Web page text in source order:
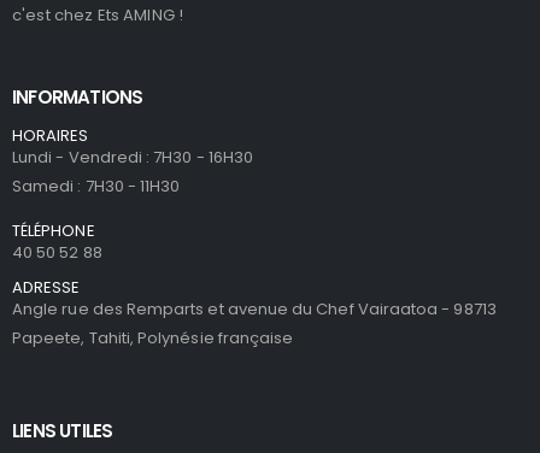
c'est chez Ets AMING !
INFORMATIONS
HORAIRES
Lundi - Vendredi : 7H30 - 16H30
Samedi : 7H30 - 11H30
TÉLÉPHONE
40 50 52 88
ADRESSE
Angle rue des Remparts et avenue du Chef Vairaatoa - 98713
Papeete, Tahiti, Polynésie française
LIENS UTILES